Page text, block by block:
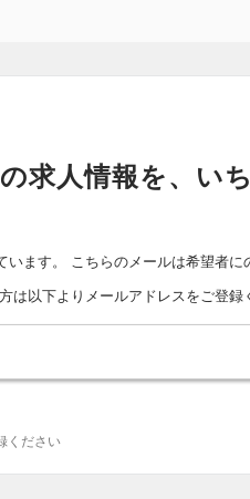
求人情報を、い
います。 こちらのメールは希望者に
は以下よりメールアドレスをご登録
ください